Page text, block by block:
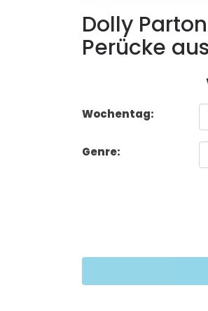
Dolly
Perücke
Wochentag:
Genre: